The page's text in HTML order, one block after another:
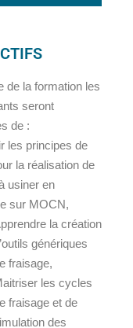
de la formation les
seront
de :
les principes de
la réalisation de
usiner en
sur MOCN,
la création
génériques
fraisage,
les cycles
fraisage et de
des